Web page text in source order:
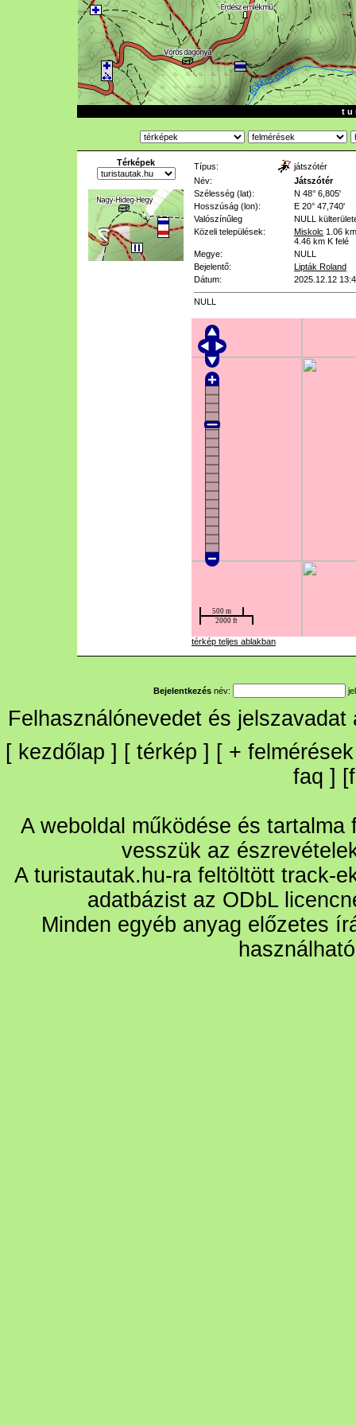
t u
Térképek Típus:
játszótér
Név:
Játszótér
Szélesség (lat):
N 48° 6,805'
Hosszúság (lon):
E 20° 47,740'
Valószínűleg
NULL
Közeli települések:
Miskolc 1.06 km
4.46 km K felé
Megye:
NULL
Bejelentő:
Lipták Roland
Dátum:
2025.12.12
NULL
térkép teljes ablakban
Bejelentkezés név:
Felhasználónevedet és
[ kezdőlap ] [ térkép ] [ + felmérések
faq ] [
A weboldal működése és
vesszük az
A turistautak.hu-ra feltöltött track-
adatbázist az ODbL
Minden egyéb anyag előzetes